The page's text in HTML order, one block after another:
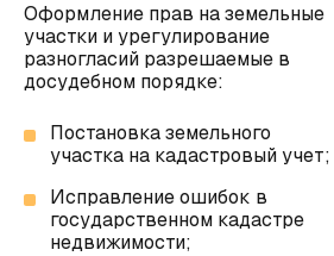
Оформление прав на земельные
участки и урегулирование
разногласий разрешаемые в
досудебном порядке:
Постановка земельного
участка на кадастровый учет;
Исправление ошибок в
государственном кадастре
недвижимости;